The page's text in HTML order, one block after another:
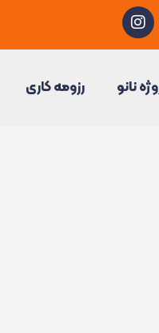
I
n
s
a
g
نانو رزومه کاری